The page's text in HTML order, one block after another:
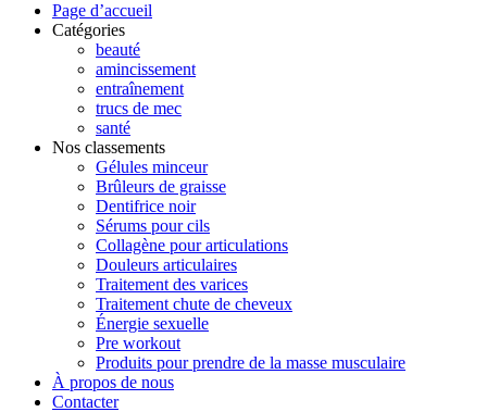
Page d’accueil
Catégories
beauté
amincissement
entraînement
trucs de mec
santé
Nos classements
Gélules minceur
Brûleurs de graisse
Dentifrice noir
Sérums pour cils
Collagène pour articulations
Douleurs articulaires
Traitement des varices
Traitement chute de cheveux
Énergie sexuelle
Pre workout
Produits pour prendre de la masse musculaire
À propos de nous
Contacter